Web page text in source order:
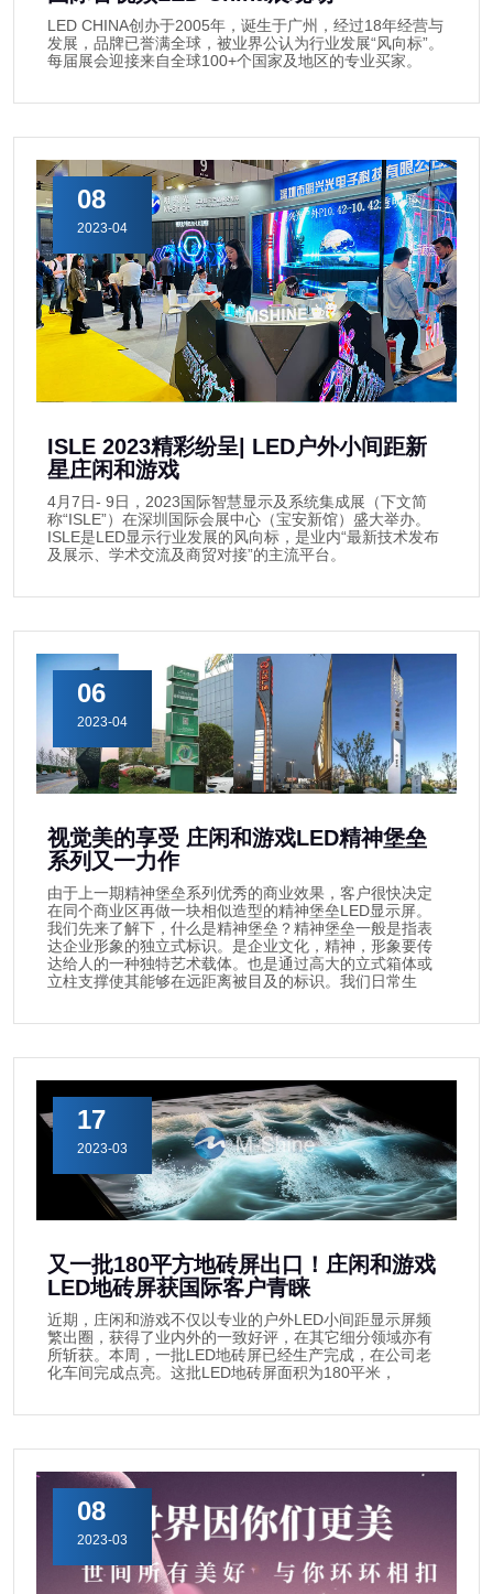
LED CHINA创办于2005年，诞生于广州，经过18年经营与
发展，品牌已誉满全球，被业界公认为行业发展“风向标”。
每届展会迎接来自全球100+个国家及地区的专业买家。
08
2023-04
ISLE 2023精彩纷呈| LED户外小间距新
星庄闲和游戏
4月7日- 9日，2023国际智慧显示及系统集成展（下文简
称“ISLE”）在深圳国际会展中心（宝安新馆）盛大举办。
ISLE是LED显示行业发展的风向标，是业内“最新技术发布
及展示、学术交流及商贸对接”的主流平台。
06
2023-04
视觉美的享受 庄闲和游戏LED精神堡垒
系列又一力作
由于上一期精神堡垒系列优秀的商业效果，客户很快决定
在同个商业区再做一块相似造型的精神堡垒LED显示屏。
我们先来了解下，什么是精神堡垒？精神堡垒一般是指表
达企业形象的独立式标识。是企业文化，精神，形象要传
达给人的一种独特艺术载体。也是通过高大的立式箱体或
立柱支撑使其能够在远距离被目及的标识。我们日常生
17
2023-03
又一批180平方地砖屏出口！庄闲和游戏
LED地砖屏获国际客户青睐
近期，庄闲和游戏不仅以专业的户外LED小间距显示屏频
繁出圈，获得了业内外的一致好评，在其它细分领域亦有
所斩获。本周，一批LED地砖屏已经生产完成，在公司老
化车间完成点亮。这批LED地砖屏面积为180平米，
08
2023-03